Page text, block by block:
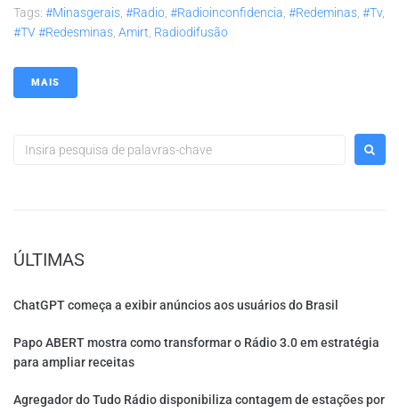
Tags: #minasgerais #radio #radioinconfidencia #redeminas #tv,
#TV #redesminas Amirt Radiodifusão
MAIS
ÚLTIMAS
ChatGPT começa a exibir anúncios aos usuários do Brasil
Papo ABERT mostra como transformar o Rádio 3.0 em estratégia
para ampliar receitas
Agregador do Tudo Rádio disponibiliza contagem de estações por